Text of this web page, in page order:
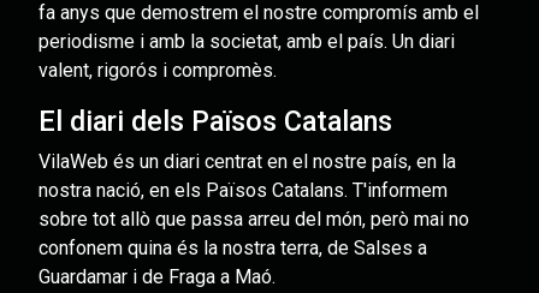
fa anys que demostrem el nostre compromís amb el
periodisme i amb la societat, amb el país. Un diari
valent, rigorós i compromès.
El diari dels Països Catalans
VilaWeb és un diari centrat en el nostre país, en la
nostra nació, en els Països Catalans. T'informem
sobre tot allò que passa arreu del món, però mai no
confonem quina és la nostra terra, de Salses a
Guardamar i de Fraga a Maó.